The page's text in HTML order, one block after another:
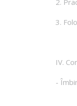
2.
3.
IV.
-